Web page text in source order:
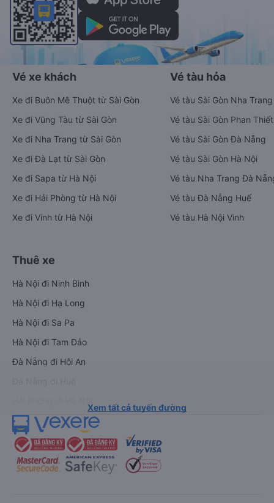
Vé xe khách
Xe đi Buôn Mê Thuột từ Sài Gòn
Xe đi Vũng Tàu từ Sài Gòn
Xe đi Nha Trang từ Sài Gòn
Xe đi Đà Lạt từ Sài Gòn
Xe đi Sapa từ Hà Nội
Xe đi Hải Phòng từ Hà Nội
Xe đi Vinh từ Hà Nội
Vé tàu hỏa
Vé tàu Sài Gòn Nha Trang
Vé tàu Sài Gòn Phan Thiết
Vé tàu Sài Gòn Đà Nẵng
Vé tàu Sài Gòn Hà Nội
Vé tàu Nha Trang Đà
Vé tàu Đà Nẵng Huế
Vé tàu Hà Nội Vinh
Thuê xe
Hà Nội đi Ninh Bình
Hà Nội đi Hạ Long
Hà Nội đi Sa Pa
Hà Nội đi Tam Đảo
Đà Nẵng đi Hội An
Xem tất cả tuyến đường